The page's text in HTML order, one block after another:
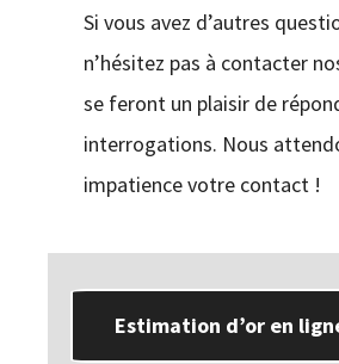
Si vous avez d’autres
n’hésitez pas à contacter
se feront un plaisir de
interrogations. Nous
impatience votre contact !
Estimation d’or en